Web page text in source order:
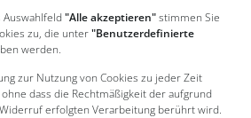
Auswahlfeld "Alle akzeptieren"stimmen Sie
zu, die unter"Benutzerdefinierte
werden.
zur Nutzung von Cookies zu jeder Zeit
dass die Rechtmäßigkeit der aufgrund
erfolgten Verarbeitung berührt wird.